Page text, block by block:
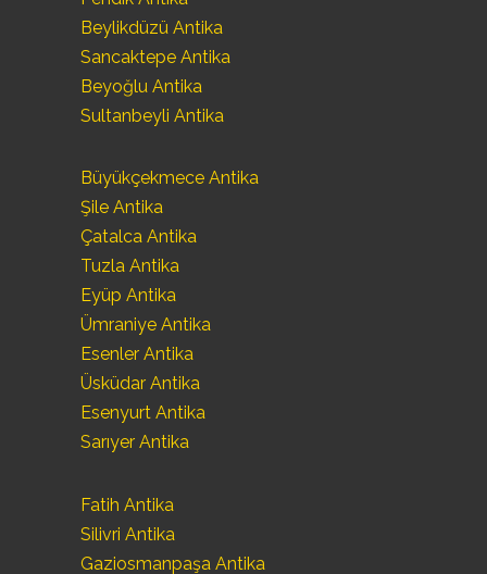
Beylikdüzü Antika
Sancaktepe Antika
Beyoğlu Antika
Sultanbeyli Antika
Büyükçekmece Antika
Şile Antika
Çatalca Antika
Tuzla Antika
Eyüp Antika
Ümraniye Antika
Esenler Antika
Üsküdar Antika
Esenyurt Antika
Sarıyer Antika
Fatih Antika
Silivri Antika
Gaziosmanpaşa Antika